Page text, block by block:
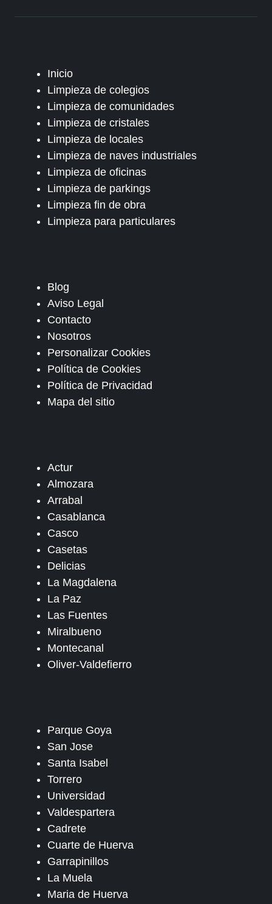
Inicio
Limpieza de colegios
Limpieza de comunidades
Limpieza de cristales
Limpieza de locales
Limpieza de naves industriales
Limpieza de oficinas
Limpieza de parkings
Limpieza fin de obra
Limpieza para particulares
Blog
Aviso Legal
Contacto
Nosotros
Personalizar Cookies
Política de Cookies
Política de Privacidad
Mapa del sitio
Actur
Almozara
Arrabal
Casablanca
Casco
Casetas
Delicias
La Magdalena
La Paz
Las Fuentes
Miralbueno
Montecanal
Oliver-Valdefierro
Parque Goya
San Jose
Santa Isabel
Torrero
Universidad
Valdespartera
Cadrete
Cuarte de Huerva
Garrapinillos
La Muela
Maria de Huerva